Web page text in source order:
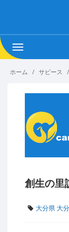
Toggle
navigation
ホーム サビース
創生の里
大分県 大